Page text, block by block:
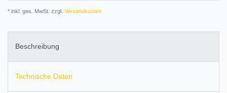
* inkl. ges. MwSt. zzgl. Versandkosten
Beschreibung
Technische Daten